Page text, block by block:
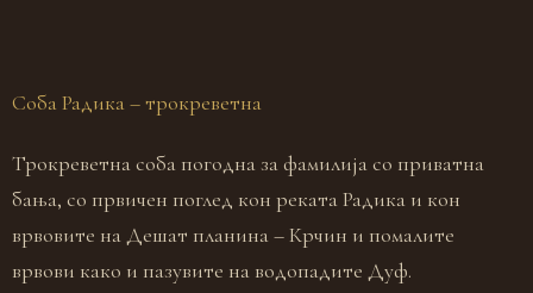
Соба Радика – трокреветна
Трокреветна соба погодна за фамилија со приватна
бања, со првичен поглед кон реката Радика и кон
врвовите на Дешат планина – Крчин и помалите
врвови како и пазувите на водопадите Дуф.